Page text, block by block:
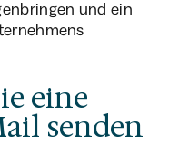
und ein
eine
senden